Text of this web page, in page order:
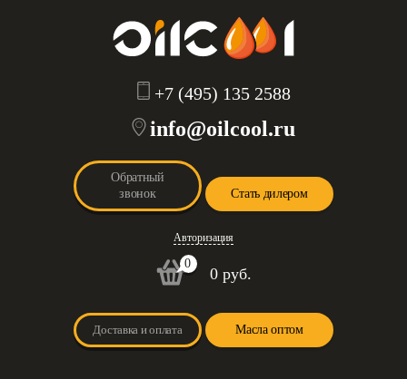
+7 (495) 135 2588
info@oilcool.ru
Обратный
звонок
Стать дилером
Авторизация
0
0 руб.
Доставка и оплата Масла оптом